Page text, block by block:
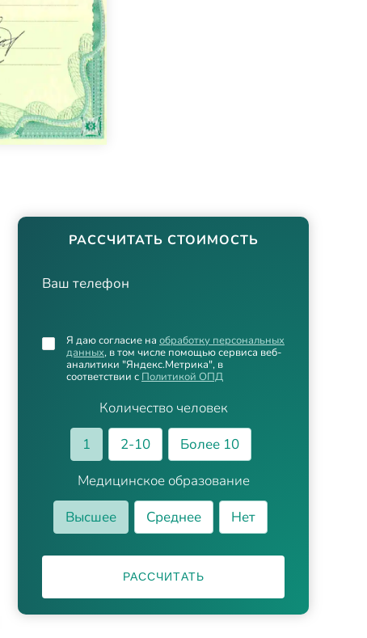
РАССЧИТАТЬ СТОИМОСТЬ
Ваш телефон
Количество человек
1
2-10
Более 10
Медицинское образование
Высшее
Среднее Нет
Я даю согласие на обработку персональных
данных, в том числе помощью сервиса веб-
аналитики "Яндекс.Метрика", в
соответствии с Политикой ОПД
РАССЧИТАТЬ